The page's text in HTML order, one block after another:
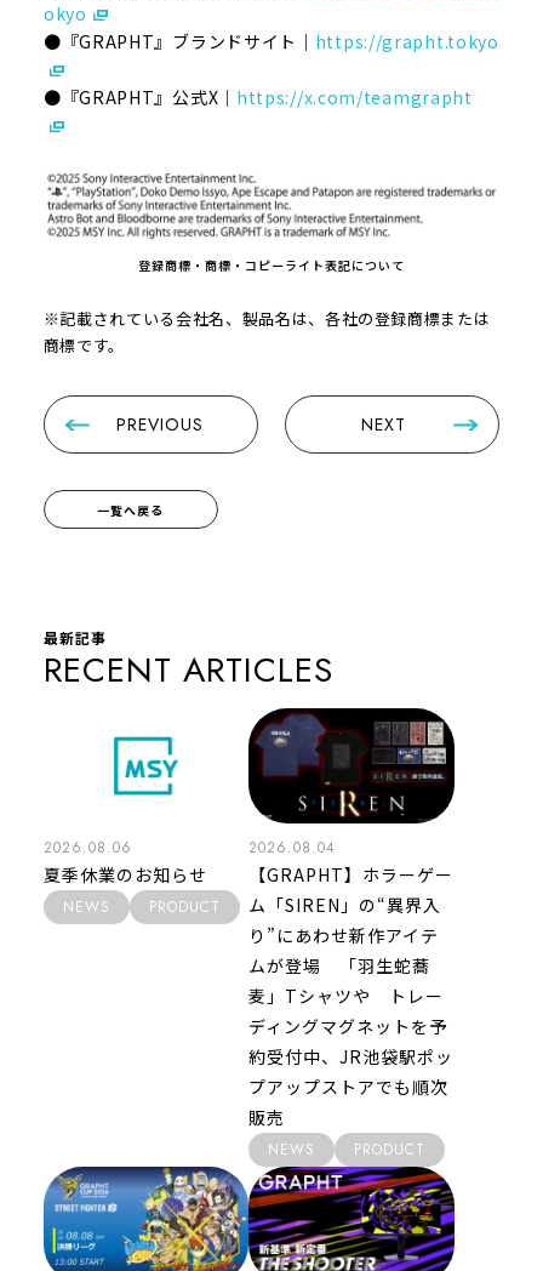
okyo
●『GRAPHT』ブランドサイト｜ https://grapht.tokyo
●『GRAPHT』公式X｜ https://x.com/teamgrapht
登録商標・商標・コピーライト表記について
※記載されている会社名、製品名は、各社の登録商標または
商標です。
PREVIOUS NEXT
一覧へ戻る
最新記事
RECENT ARTICLES
2026.08.06
夏季休業のお知らせ
NEWS PRODUCT
2026.08.04
【GRAPHT】ホラーゲー
ム「SIREN」の“異界入
り”にあわせ新作アイテ
ムが登場 「羽生蛇蕎
麦」Tシャツや トレー
ディングマグネットを予
約受付中、JR池袋駅ポッ
プアップストアでも順次
販売
NEWS PRODUCT